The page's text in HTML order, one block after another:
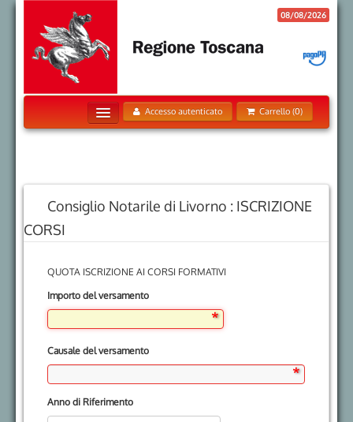
08/08/2026
Accesso autenticato Carrello (0)
Home
Informativa sui Cookie
Trattamento dati personali
Contatti
Consiglio Notarile di Livorno : ISCRIZIONE
CORSI
QUOTA ISCRIZIONE AI CORSI FORMATIVI
Importo del versamento
Causale del versamento
Anno di Riferimento